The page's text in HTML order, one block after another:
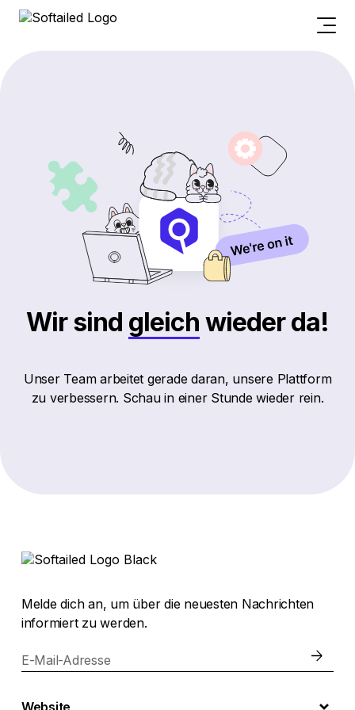
Wir sind gleich wieder da!
Unser Team arbeitet gerade daran, unsere Plattform
zu verbessern. Schau in einer Stunde wieder rein.
Melde dich an, um über die neuesten Nachrichten
informiert zu werden.
E-Mail-Adresse
Website